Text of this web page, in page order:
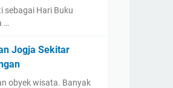
sebagai Hari Buku
…
Jogja Sekitar
obyek wisata. Banyak